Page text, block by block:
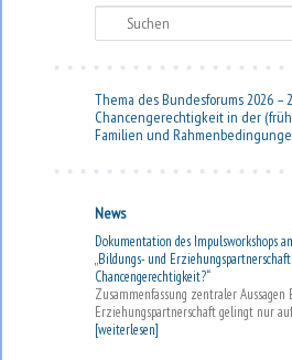
Suchen
Thema des Bundesforums 2026 –
Chancengerechtigkeit in der
Familien und
News
Dokumentation des Impulsworkshops
„Bildungs- und
Chancengerechtigkeit?“
Zusammenfassung zentraler Aussagen
Erziehungspartnerschaft gelingt nur auf
[weiterlesen]